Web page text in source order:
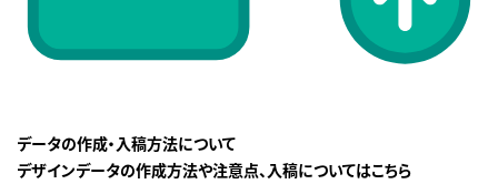
データの作成・入稿方法について
デザインデータの作成方法や注意点、入稿についてはこちら